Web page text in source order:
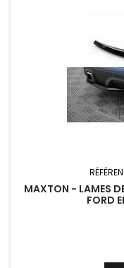
MAXTON - LAMES
FORD